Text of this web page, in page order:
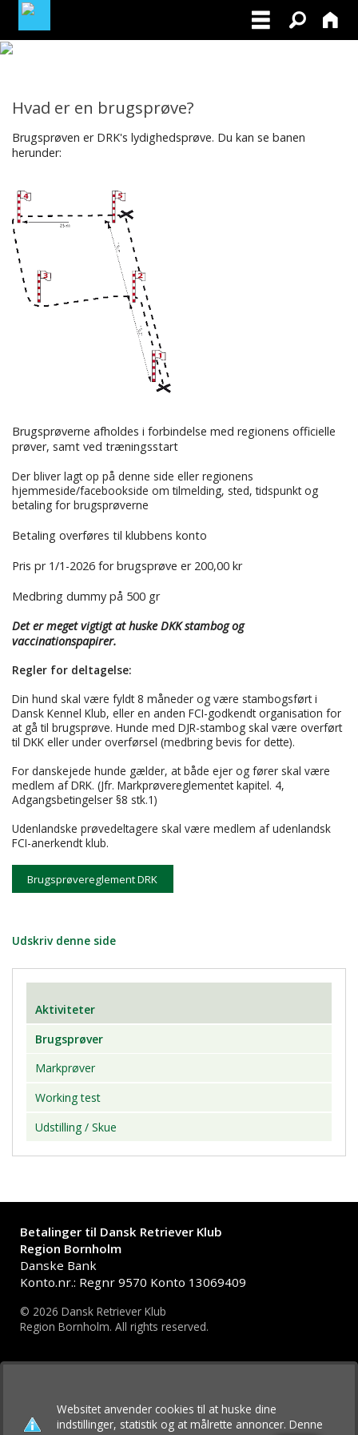
MINE TILMELDINGER
FACEBOOK
Hvad er en brugsprøve?
Brugsprøven er DRK's lydighedsprøve. Du kan se banen
herunder:
Brugsprøverne afholdes i forbindelse med regionens officielle
prøver, samt ved træningsstart
Der bliver lagt op på denne side eller regionens
hjemmeside/facebookside om tilmelding, sted, tidspunkt og
betaling for brugsprøverne
Betaling overføres til klubbens konto
Pris pr 1/1-2026 for brugsprøve er 200,00 kr
Medbring dummy på 500 gr
Det er meget vigtigt at huske DKK stambog og
vaccinationspapirer.
Regler for deltagelse:
Din hund skal være fyldt 8 måneder og være stambogsført i
Dansk Kennel Klub, eller en anden FCI-godkendt organisation for
at gå til brugsprøve. Hunde med DJR-stambog skal være overført
til DKK eller under overførsel (medbring bevis for dette).
For danskejede hunde gælder, at både ejer og fører skal være
medlem af DRK. (Jfr. Markprøvereglementet kapitel. 4,
Adgangsbetingelser §8 stk.1)
Udenlandske prøvedeltagere skal være medlem af udenlandsk
FCI-anerkendt klub.
Brugsprøvereglement DRK
Udskriv denne side
Aktiviteter
Brugsprøver
Markprøver
Working test
Udstilling / Skue
Betalinger til Dansk Retriever Klub
Region Bornholm
Danske Bank
Konto.nr.: Regnr 9570 Konto 13069409
© 2026 Dansk Retriever Klub
Region Bornholm. All rights reserved.
Websitet anvender cookies til at huske dine
indstillinger, statistik og at målrette annoncer. Denne